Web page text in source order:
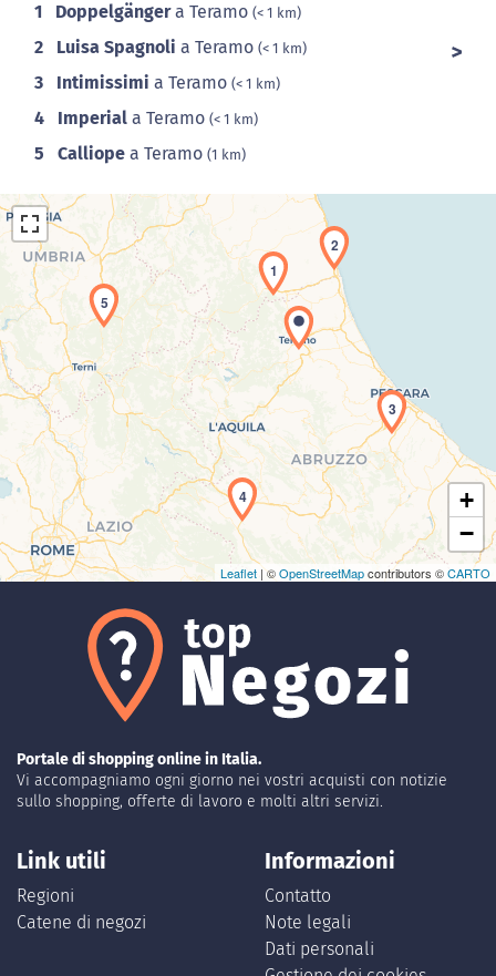
1 Doppelgängera Teramo (< 1 km)
2 Luisa Spagnoli a Teramo (< 1 km)
3 Intimissimi a Teramo (< 1 km)
4 Imperial a Teramo (< 1 km)
5 Calliope a Teramo (1 km)
Caricamento della carta in corso...
1
2
3
4
5
+
−
Leaflet | ©OpenStreetMapcontributors ©CARTO
Portale di shopping online in Italia.
Vi accompagniamo ogni giorno nei vostri acquisti con notizie
sullo shopping, offerte di lavoro e molti altri servizi.
Link utili
Regioni
Catene di negozi
Informazioni
Contatto
Note legali
Dati personali